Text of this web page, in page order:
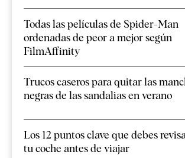
Todas las películas de Spider-Man
ordenadas de peor a mejor según
FilmAffinity
Trucos caseros para quitar las
negras de las sandalias en verano
Los 12 puntos clave que debes
tu coche antes de viajar